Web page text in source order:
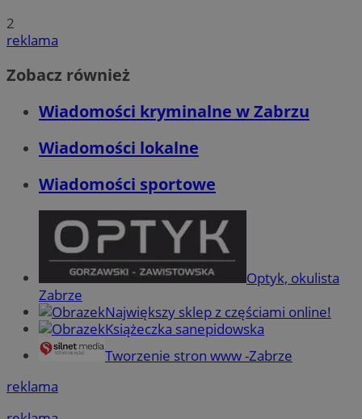
2
reklama
Zobacz również
Wiadomości kryminalne w Zabrzu
Wiadomości lokalne
Wiadomości sportowe
Optyk, okulista
Zabrze
Największy sklep z częściami online!
Książeczka sanepidowska
Tworzenie stron www -Zabrze
reklama